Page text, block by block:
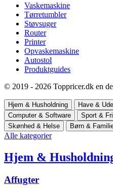
Vaskemaskine
Tørretumbler
Støvsuger
Router
Printer
Opvaskemaskine
Autostol
Produktguides
© 2019 - 2026 Toppricer.dk en
Hjem & Husholdning Have &
Computer & Software
Sport &
Skønhed & Helse
Børn &
Alle kategorier
Hjem &
Affugter